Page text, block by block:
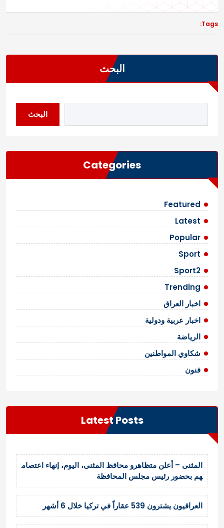
Tags:
البحث
البحث
Categories
Featured
Latest
Popular
Sport
Sport2
Trending
اخبار العراق
اخبار عربية ودولية
الرياضة
شكاوي المواطنين
فنون
Latest Posts
المثنى – أعلن متظاهرو محافظ المثنى، اليوم، إنهاء اعتصام
هم بحضور رئيس مجلس المحافظة
العراقيون يشترون 539 عقاراً في تركيا خلال 6 أشهر